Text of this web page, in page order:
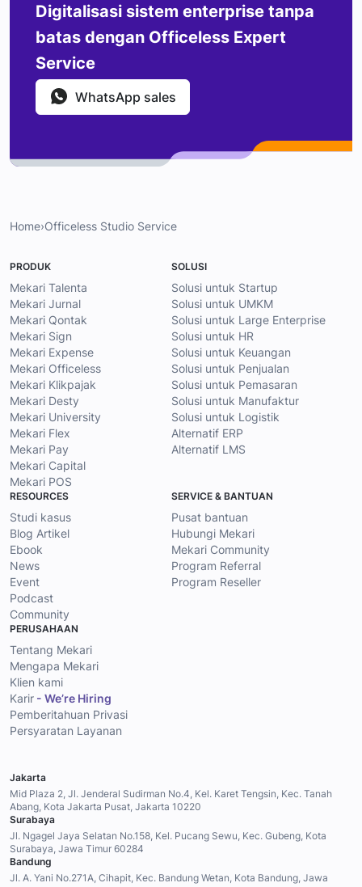
Digitalisasi sistem enterprise tanpa
batas dengan Officeless Expert
Service
WhatsApp sales
Home›Officeless Studio Service
PRODUK
Mekari Talenta
Mekari Jurnal
Mekari Qontak
Mekari Sign
Mekari Expense
Mekari Officeless
Mekari Klikpajak
Mekari Desty
Mekari University
Mekari Flex
Mekari Pay
Mekari Capital
Mekari POS
SOLUSI
Solusi untuk Startup
Solusi untuk UMKM
Solusi untuk Large Enterprise
Solusi untuk HR
Solusi untuk Keuangan
Solusi untuk Penjualan
Solusi untuk Pemasaran
Solusi untuk Manufaktur
Solusi untuk Logistik
Alternatif ERP
Alternatif LMS
RESOURCES
Studi kasus
Blog Artikel
Ebook
News
Event
Podcast
Community
SERVICE & BANTUAN
Pusat bantuan
Hubungi Mekari
Mekari Community
Program Referral
Program Reseller
PERUSAHAAN
Tentang Mekari
Mengapa Mekari
Klien kami
Karir - We’re Hiring
Pemberitahuan Privasi
Persyaratan Layanan
Jakarta
Mid Plaza 2, Jl. Jenderal Sudirman No.4, Kel. Karet Tengsin, Kec. Tanah
Abang, Kota Jakarta Pusat, Jakarta 10220
Surabaya
Jl. Ngagel Jaya Selatan No.158, Kel. Pucang Sewu, Kec. Gubeng, Kota
Surabaya, Jawa Timur 60284
Bandung
Jl. A. Yani No.271A, Cihapit, Kec. Bandung Wetan, Kota Bandung, Jawa